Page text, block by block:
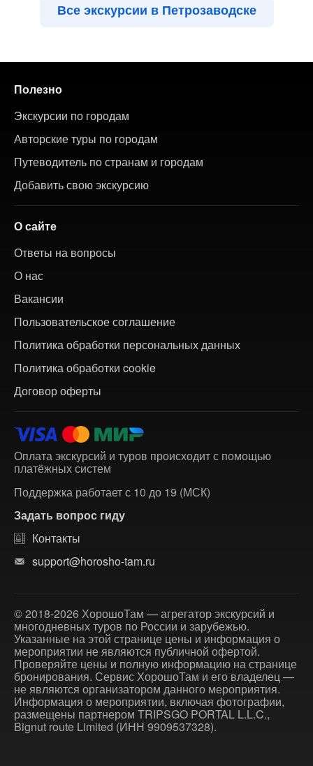
Все экскурсии в Петрозаводске
Полезно
Экскурсии по городам
Авторские туры по городам
Путеводитель по странам и городам
Добавить свою экскурсию
О сайте
Ответы на вопросы
О нас
Вакансии
Пользовательское соглашение
Политика обработки персональных данных
Политика обработки cookie
Договор оферты
Оплата экскурсий и туров происходит с помощью
платёжных систем
Поддержка работает с 10 до 19 (МСК)
Задать вопрос гиду
Контакты
support@horosho-tam.ru
© 2018-2026 ХорошоТам — агрегатор экскурсий и
многодневных туров по России и зарубежью.
Указанные на этой странице цены и информация о
мероприятии не являются публичной офертой.
Проверяйте цены и полную информацию на странице
бронирования. Сервис ХорошоТам и его владелец —
не являются организатором данного мероприятия.
Информация о мероприятии, включая фотографии,
размещены партнером TRIPSGO PORTAL L.L.C.,
Bignut route Limited (ИНН 9909537328).